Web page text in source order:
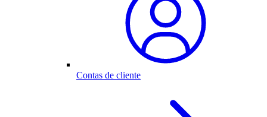
Contas de cliente